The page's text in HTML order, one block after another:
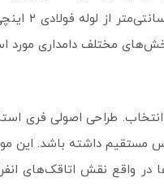
مختلف دامداری مورد
مستقیم داشته باشد.
واقع نقش اتاقک‌های